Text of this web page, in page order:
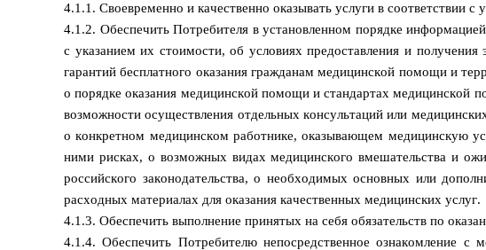
4.1.1. Своевременно и качественно оказывать услуги в соответствии с
4.1.2. Обеспечить Потребителя в установленном порядке
с указанием их стоимости, об условиях предоставления и
гарантий бесплатного оказания гражданам медицинской помощи и
о порядке оказания медицинской помощи и стандартах
возможности осуществления отдельных консультаций или
о конкретном медицинском работнике, оказывающем медицинскую
ними рисках, о возможных видах медицинского вмешательства и
российского законодательства, о необходимых основных или
расходных материалах для оказания качественных медицинских услуг.
4.1.3. Обеспечить выполнение принятых на себя обязательств по
4.1.4. Обеспечить Потребителю непосредственное ознакомление